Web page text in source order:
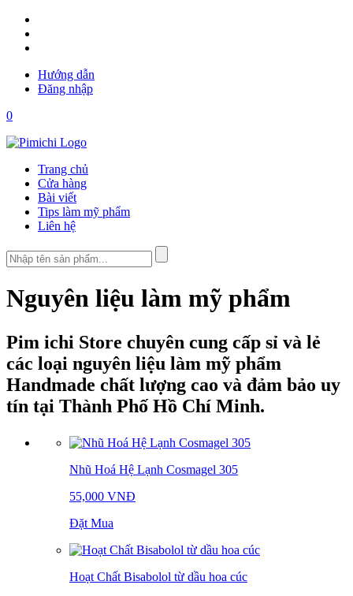
Hướng dẫn
Đăng nhập
0
Trang chủ
Cửa hàng
Bài viết
Tips làm mỹ phẩm
Liên hệ
Nguyên liệu làm mỹ phẩm
Pim ichi Store chuyên cung cấp sỉ và lẻ
các loại nguyên liệu làm mỹ phẩm
Handmade chất lượng cao và đảm bảo uy
tín tại Thành Phố Hồ Chí Minh.
Nhũ Hoá Hệ Lạnh Cosmagel 305
55,000 VNĐ
Đặt Mua
Hoạt Chất Bisabolol từ dầu hoa cúc